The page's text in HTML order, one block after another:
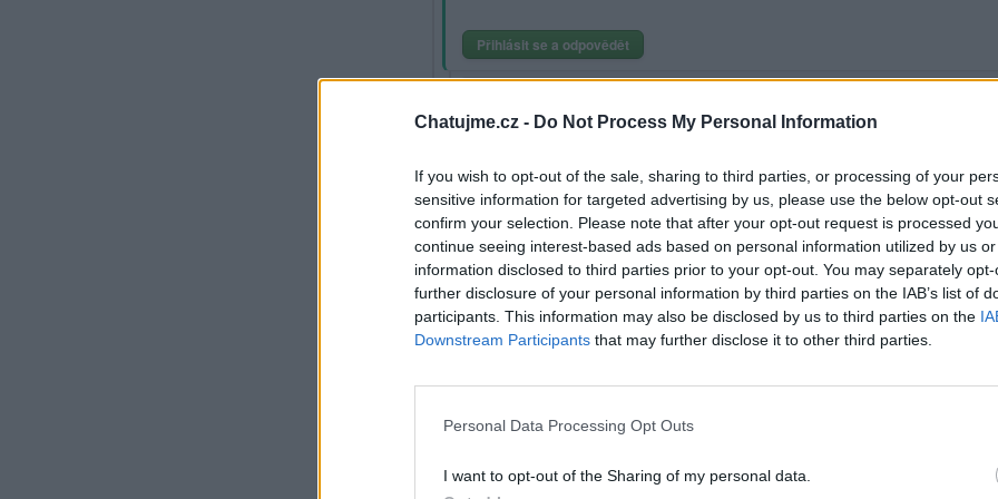
Chatujme.cz - Do Not Process My Personal Information
If you wish to opt-out of the sale, sharing to third parties, or processing of your
sensitive information for targeted advertising by us, please use the below opt-out
confirm your selection. Please note that after your opt-out request is processed
continue seeing interest-based ads based on personal information utilized by us
information disclosed to third parties prior to your opt-out. You may separately
further disclosure of your personal information by third parties on the IAB’s list of
participants. This information may also be disclosed by us to third parties on the
Downstream Participants that may further disclose it to other third parties.
Personal Data Processing Opt Outs
I want to opt-out of the Sharing of my personal data.
Přihlásit se a odpovědět
600? Cos měl z matiky?
Přihlásit se a odpovědět
Smazaný |Předmět:RE: RE: RE: .
60% z tisíce respondentů je kolik, bramboráku? a píšu to proto
nenapíšete, kolik lidí se zúčastnilo toho průzkumu. a to už je pavlač
sem dává
Pavla119 |Předmět: ,